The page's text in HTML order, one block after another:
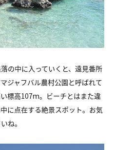
の中に入っていくと、 遠見番所
ジャフバル農村公園と呼ばれて
標高107ｍ。 ビーチとはまた違
に点在する絶景スポット。お気
ね。